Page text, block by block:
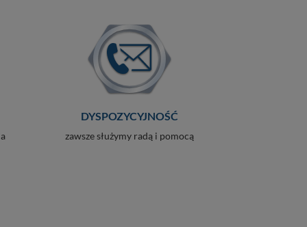
DYSPOZYCYJNOŚĆ
zawsze służymy radą i pomocą